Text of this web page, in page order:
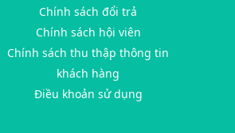
Chính sách đổi trả
Chính sách hội viên
Chính sách thu thập thông tin
khách hàng
Điều khoản sử dụng